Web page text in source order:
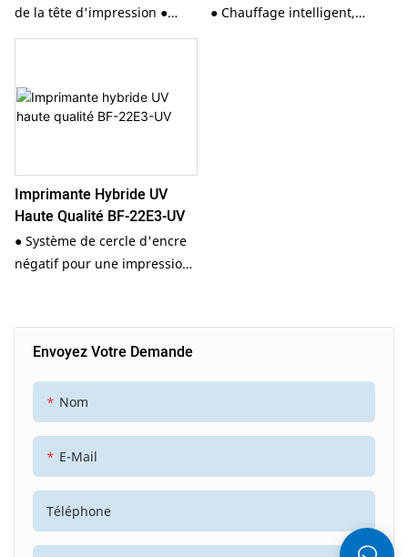
Envoyez Votre Demande
Nom
E-Mail
Téléphone
de la tête d'impression ●
Réservoir d'encre CISS de 3 L
levage intégrée
● Chauffage intelligent,
Imprimante Hybride UV
Haute Qualité BF-22E3-UV
● Système de cercle d'encre
négatif pour une impression
à une ligne de production ●
Machine fabriquée en métal
de haute qualité, alliant
précision dimensionnelle et
durabilité ● Epson I3200-E1